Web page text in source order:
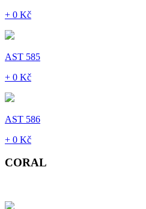
+ 0 Kč
AST 585
+ 0 Kč
AST 586
+ 0 Kč
CORAL